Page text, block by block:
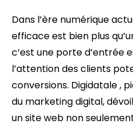
Dans l’ère numérique
efficace est bien plus
c’est une porte d’entrée
l’attention des clients
conversions. Digidatale ,
du marketing digital,
un site web non